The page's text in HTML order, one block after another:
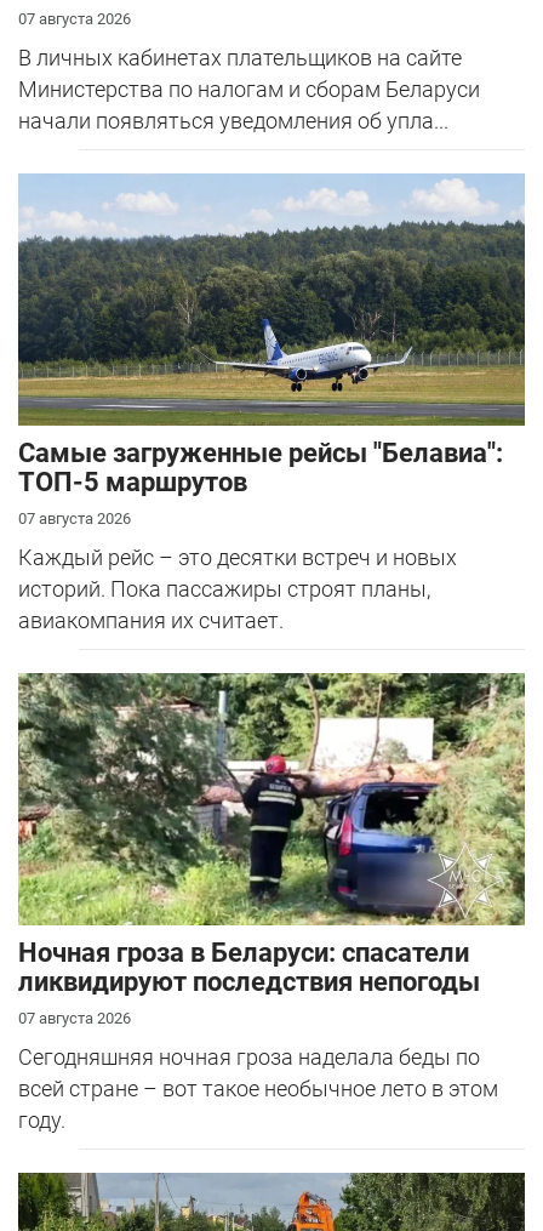
07 августа 2026
В личных кабинетах плательщиков на сайте
Министерства по налогам и сборам Беларуси
начали появляться уведомления об упла...
Самые загруженные рейсы "Белавиа":
ТОП-5 маршрутов
07 августа 2026
Каждый рейс – это десятки встреч и новых
историй. Пока пассажиры строят планы,
авиакомпания их считает.
Ночная гроза в Беларуси: спасатели
ликвидируют последствия непогоды
07 августа 2026
Сегодняшняя ночная гроза наделала беды по
всей стране – вот такое необычное лето в этом
году.